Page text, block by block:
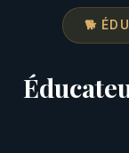
🐕